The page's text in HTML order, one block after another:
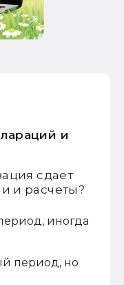
и
сдает
и расчеты?
иногда
период, но